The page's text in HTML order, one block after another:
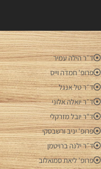
ד״ר הילה עמיר
פרופ' חמדה וייס
ד״ר טל אנגל
ד״ר יואלה אלוני
ד"ר יובל מזרקלי
פרופ' יניב ורשבסקי
ד״ר ילנה ברויטמן
פרופ' ליאת סמואלוב